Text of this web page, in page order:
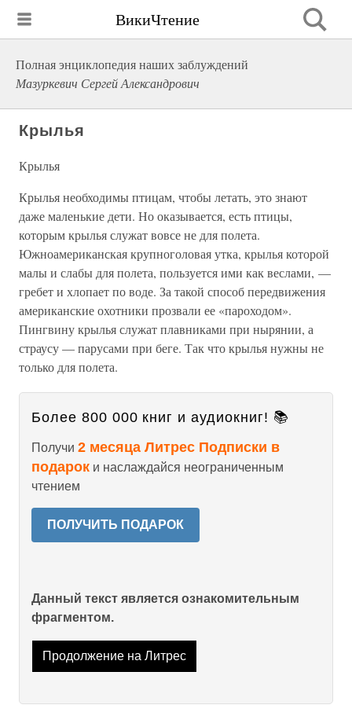
ВикиЧтение
Полная энциклопедия наших заблуждений
Мазуркевич Сергей Александрович
Крылья
Крылья
Крылья необходимы птицам, чтобы летать, это знают
даже маленькие дети. Но оказывается, есть птицы,
которым крылья служат вовсе не для полета.
Южноамериканская крупноголовая утка, крылья которой
малы и слабы для полета, пользуется ими как веслами, —
гребет и хлопает по воде. За такой способ передвижения
американские охотники прозвали ее «пароходом».
Пингвину крылья служат плавниками при нырянии, а
страусу — парусами при беге. Так что крылья нужны не
только для полета.
Более 800 000 книг и аудиокниг! 📚
Получи 2 месяца Литрес Подписки в
подарок и наслаждайся неограниченным
чтением
ПОЛУЧИТЬ ПОДАРОК
Данный текст является ознакомительным
фрагментом.
Продолжение на Литрес